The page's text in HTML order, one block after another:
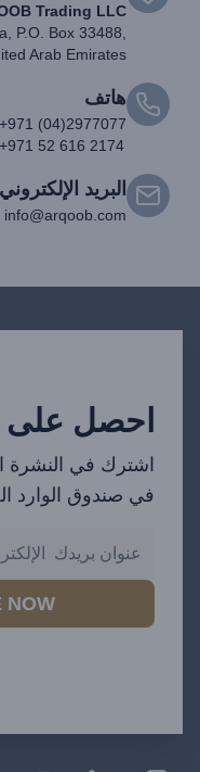
Trading LLC
P.O. Box 33488,
Arab Emirates
هاتف
+971 (04)2977077
+971 52 616 2174
البريد الإلكتروني
info@arqoob.com
احصل على
اشترك في النشرة
في صندوق الوارد
NOW